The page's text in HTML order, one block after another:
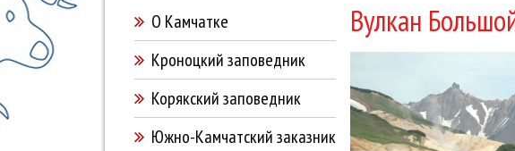
О Камчатке
Кроноцкий заповедник
Корякский заповедник
Южно-Камчатский заказник
Вулкан